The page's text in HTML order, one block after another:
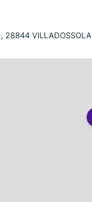
28844 VILLADOSSOLA